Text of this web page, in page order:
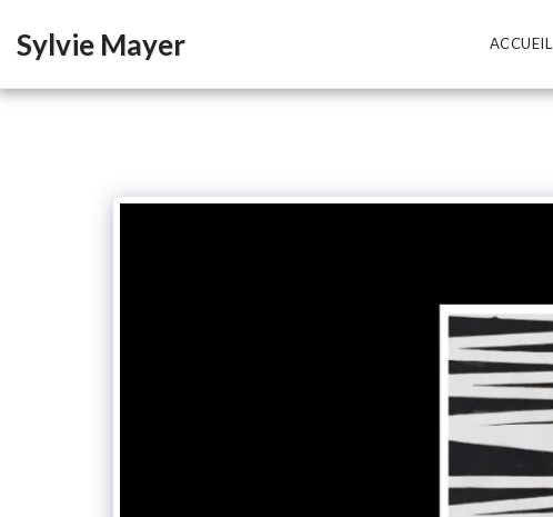
Sylvie Mayer ACCUEIL